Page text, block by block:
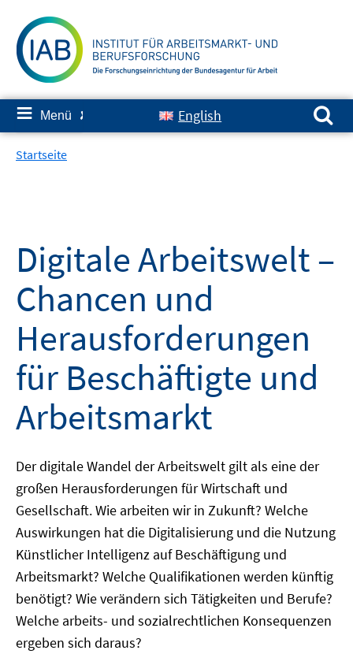
zum
Inhalt
≡ Menü ✘ English
Suchen nach:
Startseite
Digitale Arbeitswelt –
Chancen und
Herausforderungen
für Beschäftigte und
Arbeitsmarkt
Der digitale Wandel der Arbeitswelt gilt als eine der
großen Herausforderungen für Wirtschaft und
Gesellschaft. Wie arbeiten wir in Zukunft? Welche
Auswirkungen hat die Digitalisierung und die Nutzung
Künstlicher Intelligenz auf Beschäftigung und
Arbeitsmarkt? Welche Qualifikationen werden künftig
benötigt? Wie verändern sich Tätigkeiten und Berufe?
Welche arbeits- und sozialrechtlichen Konsequenzen
ergeben sich daraus?